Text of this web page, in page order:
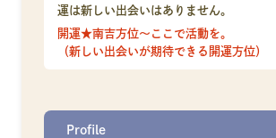
運は新しい出会いはありません。
開運★南吉方位～ここで活動を。
（新しい出会いが期待できる開運方位）
Profile